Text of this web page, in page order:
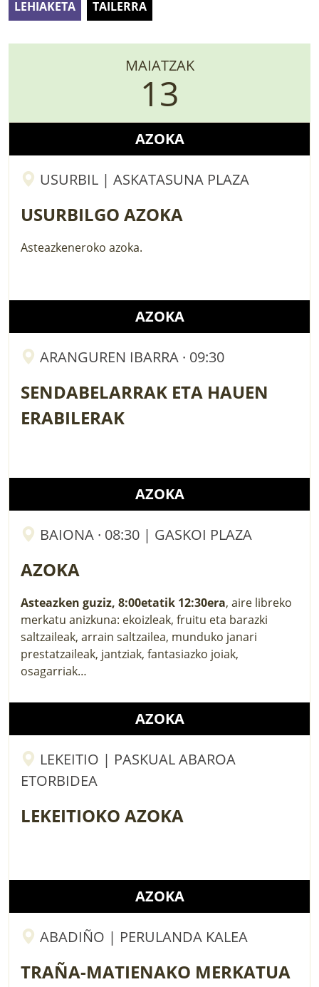
LURRAREN AGENDA
AZOKA
LEHIAKETA TAILERRA
MAIATZAK
13
AZOKA
USURBIL | ASKATASUNA PLAZA
USURBILGO AZOKA
Asteazkeneroko azoka.
AZOKA
ARANGUREN IBARRA · 09:30
SENDABELARRAK ETA HAUEN
ERABILERAK
AZOKA
BAIONA · 08:30 | GASKOI PLAZA
AZOKA
Asteazken guziz, 8:00etatik 12:30era, aire libreko
merkatu anizkuna: ekoizleak, fruitu eta barazki
saltzaileak, arrain saltzailea, munduko janari
prestatzaileak, jantziak, fantasiazko joiak,
osagarriak…
AZOKA
LEKEITIO | PASKUAL ABAROA
ETORBIDEA
LEKEITIOKO AZOKA
AZOKA
ABADIÑO | PERULANDA KALEA
TRAÑA-MATIENAKO MERKATUA